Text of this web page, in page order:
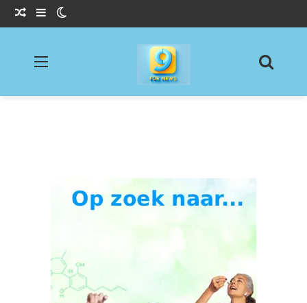
Willekeurig Artikel
Sidebar